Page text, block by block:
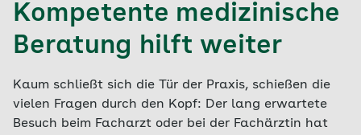
Kompetente medizinische
Beratung hilft weiter
Kaum schließt sich die Tür der Praxis, schießen die
vielen Fragen durch den Kopf: Der lang erwartete
Besuch beim Facharzt oder bei der Fachärztin hat